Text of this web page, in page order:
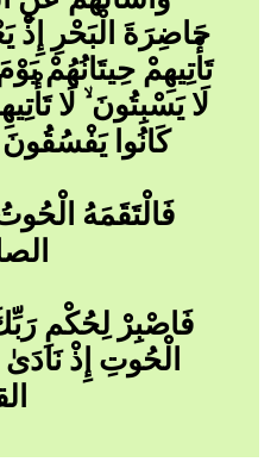
حَاضِرَةَ الْبَحْرِ إِذْ
تَأْتِيهِمْ حِيتَانُهُمْ
لَا يَسْبِتُونَ ۙ لَا
كَانُوا يَفْسُقُونَ ﴿١٦٣
فَاصْبِرْ لِحُكْمِ